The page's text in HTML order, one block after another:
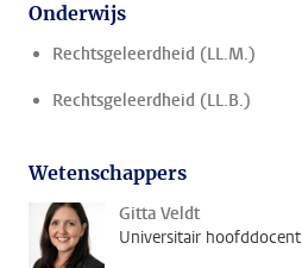
Onderwijs
Rechtsgeleerdheid (LL.M.)
Rechtsgeleerdheid (LL.B.)
Wetenschappers
Gitta Veldt
Universitair hoofddocent